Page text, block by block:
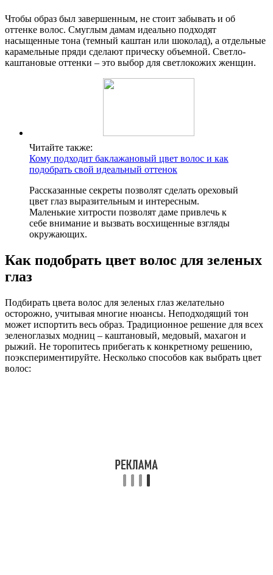
Чтобы образ был завершенным, не стоит забывать и об
оттенке волос. Смуглым дамам идеально подходят
насыщенные тона (темный каштан или шоколад), а отдельные
карамельные пряди сделают прическу объемной. Светло-
каштановые оттенки – это выбор для светлокожих женщин.
Читайте также:
Кому подходит баклажановый цвет волос и как
подобрать свой идеальный оттенок
Рассказанные секреты позволят сделать ореховый
цвет глаз выразительным и интересным.
Маленькие хитрости позволят даме привлечь к
себе внимание и вызвать восхищенные взгляды
окружающих.
Как подобрать цвет волос для зеленых
глаз
Подбирать цвета волос для зеленых глаз желательно
осторожно, учитывая многие нюансы. Неподходящий тон
может испортить весь образ. Традиционное решение для всех
зеленоглазых модниц – каштановый, медовый, махагон и
рыжий. Не торопитесь прибегать к конкретному решению,
поэкспериментируйте. Несколько способов как выбрать цвет
волос: